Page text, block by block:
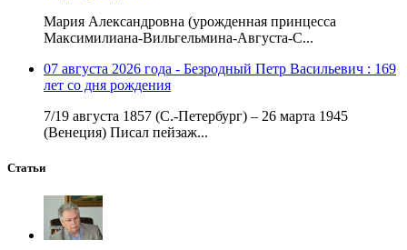
Мария Александровна (урожденная принцесса
Максимилиана-Вильгельмина-Августа-С...
07 августа 2026 года - Безродный Петр Васильевич : 169
лет со дня рождения
7/19 августа 1857 (С.-Петербург) – 26 марта 1945
(Венеция) Писал пейзаж...
Статьи